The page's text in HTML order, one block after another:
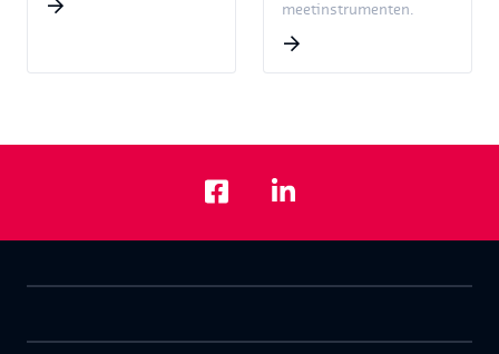
meetinstrumenten.